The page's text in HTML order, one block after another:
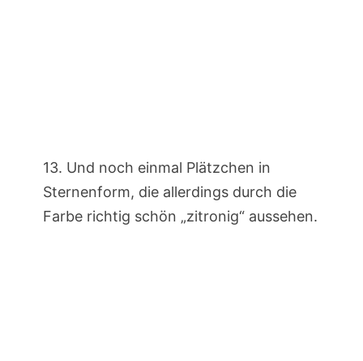
13. Und noch einmal Plätzchen in
Sternenform, die allerdings durch die
Farbe richtig schön „zitronig“ aussehen.